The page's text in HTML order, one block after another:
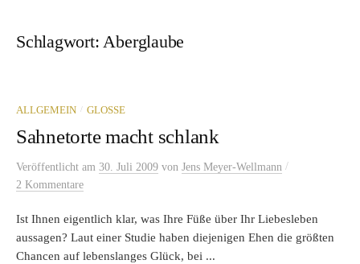
Schlagwort:Aberglaube
ALLGEMEIN / GLOSSE
Sahnetorte macht schlank
Veröffentlicht am 30. Juli 2009 von Jens Meyer-Wellmann /
2 Kommentare
Ist Ihnen eigentlich klar, was Ihre Füße über Ihr Liebesleben
aussagen? Laut einer Studie haben diejenigen Ehen die größten
Chancen auf lebenslanges Glück, bei ...